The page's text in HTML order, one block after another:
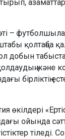
–
қолтаңба
добын
және
бірліктің
өкілдері
ойында
тіледі.